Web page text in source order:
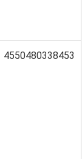
4550480338453